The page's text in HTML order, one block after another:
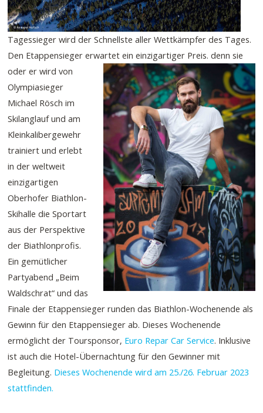
Tagessieger wird der Schnellste aller Wettkämpfer des Tages.
Den Etappensieger erwartet ein einzigartiger Preis.denn sie
oder er wird von
Olympiasieger
Michael Rösch im
Skilanglauf und am
Kleinkalibergewehr
trainiert und erlebt
in der weltweit
einzigartigen
Oberhofer Biathlon-
Skihalle die Sportart
aus der Perspektive
der Biathlonprofis.
Ein gemütlicher
Partyabend „Beim
Waldschrat“ und das
Finale der Etappensieger runden das Biathlon-Wochenende als
Gewinn für den Etappensieger ab. Dieses Wochenende
ermöglicht der Toursponsor, Euro Repar Car Service. Inklusive
ist auch die Hotel-Übernachtung für den Gewinner mit
Begleitung. Dieses Wochenende wird am 25./26. Februar 2023
stattfinden.